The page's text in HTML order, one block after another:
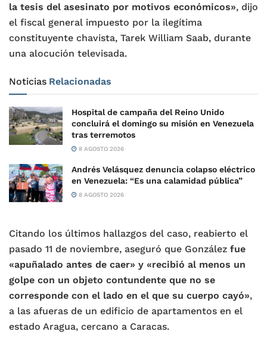
la tesis del asesinato por motivos económicos», dijo
el fiscal general impuesto por la ilegítima
constituyente chavista, Tarek William Saab, durante
una alocución televisada.
Noticias Relacionadas
Hospital de campaña del Reino Unido
concluirá el domingo su misión en Venezuela
tras terremotos
8 AGOSTO 2026
Andrés Velásquez denuncia colapso eléctrico
en Venezuela: “Es una calamidad pública”
8 AGOSTO 2026
Citando los últimos hallazgos del caso, reabierto el
pasado 11 de noviembre, aseguró que González fue
«apuñalado antes de caer» y «recibió al menos un
golpe con un objeto contundente que no se
corresponde con el lado en el que su cuerpo cayó»,
a las afueras de un edificio de apartamentos en el
estado Aragua, cercano a Caracas.